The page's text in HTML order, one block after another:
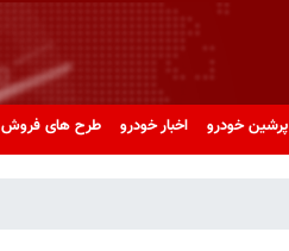
پرشین خودرو اخبار خودرو طرح های فروش